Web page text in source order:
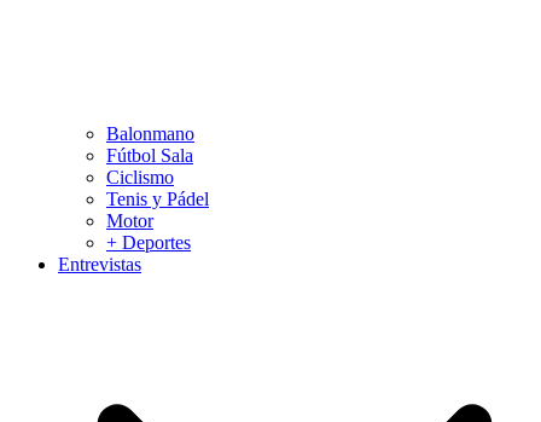
Balonmano
Fútbol Sala
Ciclismo
Tenis y Pádel
Motor
+ Deportes
Entrevistas